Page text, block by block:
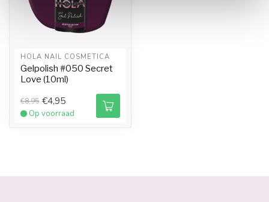
HOLA NAIL COSMETICA
Gelpolish #050 Secret
Love (10ml)
€8,95 €4,95
Op voorraad